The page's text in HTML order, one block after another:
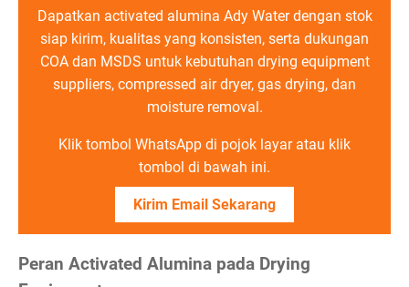
Dapatkan activated alumina Ady Water dengan stok
siap kirim, kualitas yang konsisten, serta dukungan
COA dan MSDS untuk kebutuhan drying equipment
suppliers, compressed air dryer, gas drying, dan
moisture removal.
Klik tombol WhatsApp di pojok layar atau klik
tombol di bawah ini.
Kirim Email Sekarang
Peran Activated Alumina pada Drying